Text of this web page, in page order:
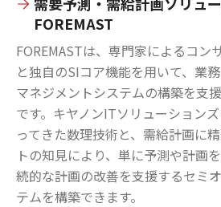
FOREMAST
FOREMASTは、専門家によるコン
と独自のSIコア機能を用いて、業
マネジメントシステムの構築を支
です。キヤノンITソリューション
ってきた数理技術と、需給計画に
トの知見により、単に予測や計画
続的な計画の改善を支援するセミ
テムを構築できます。